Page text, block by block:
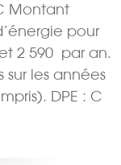
Montant
pour
2 590  par an.
sur les années
DPE : C